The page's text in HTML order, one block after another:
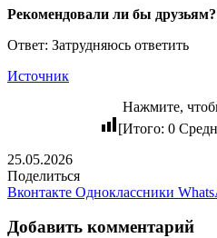
Рекомендовали ли бы друзьям?
Ответ: Затрудняюсь ответить
Источник
Нажмите,
[Итого: 0
25.05.2026
Поделиться
Вконтакте Одноклассники
Добавить комментарий